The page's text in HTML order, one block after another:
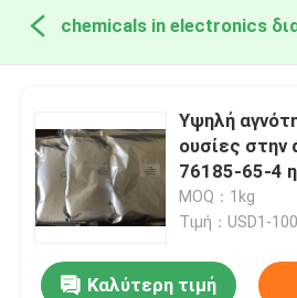
Υψηλή
ουσίες στην
76185-65-4
MOQ：1kg
Τιμή：USD1-
Καλύτερη τιμή